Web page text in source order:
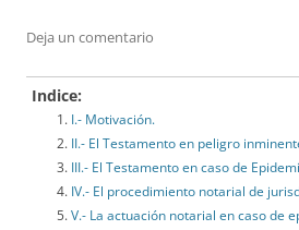
Deja un comentario
Indice:
I.- Motivación.
II.- El Testamento en peligro
III.- El Testamento en caso de
IV.- El procedimiento notarial de
V.- La actuación notarial en caso de